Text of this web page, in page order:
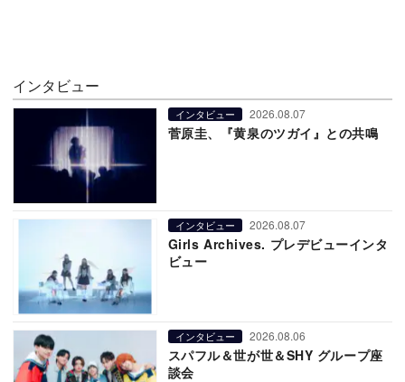
インタビュー
インタビュー 2026.08.07
菅原圭、『黄泉のツガイ』との共鳴
インタビュー 2026.08.07
Girls Archives. プレデビューインタ
ビュー
インタビュー 2026.08.06
スパフル＆世が世＆SHY グループ座
談会